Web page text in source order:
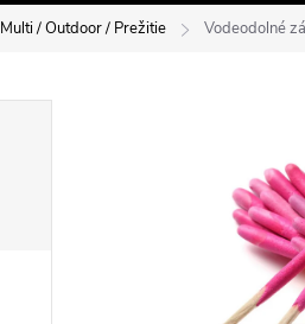
Multi / Outdoor / Prežitie Vodeodolné